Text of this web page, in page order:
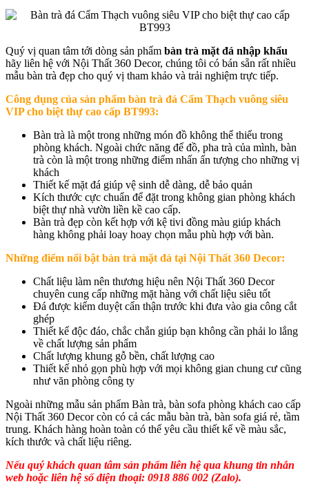
Quý vị quan tâm tới dòng sản phẩm bàn trà mặt đá nhập khẩu
hãy liên hệ với Nội Thất 360 Decor, chúng tôi có bán sẵn rất nhiều
mẫu bàn trà đẹp cho quý vị tham khảo và trải nghiệm trực tiếp.
Công dụng của sản phẩm bàn trà đá Cẩm Thạch vuông siêu
VIP cho biệt thự cao cấp BT993:
Bàn trà là một trong những món đồ không thể thiếu trong
phòng khách. Ngoài chức năng để đồ, pha trà của mình, bàn
trà còn là một trong những điểm nhấn ấn tượng cho những vị
khách
Thiết kế mặt đá giúp vệ sinh dễ dàng, dễ bảo quản
Kích thước cực chuẩn để đặt trong không gian phòng khách
biệt thự nhà vườn liền kề cao cấp.
Bàn trà đẹp còn kết hợp với kệ tivi đồng màu giúp khách
hàng không phải loay hoay chọn mẫu phù hợp với bàn.
Những điểm nổi bật bàn trà mặt đá tại Nội Thất 360 Decor:
Chất liệu làm nên thương hiệu nên Nội Thất 360 Decor
chuyên cung cấp những mặt hàng với chất liệu siêu tốt
Đá được kiểm duyệt cẩn thận trước khi đưa vào gia công cắt
ghép
Thiết kế độc đáo, chắc chắn giúp bạn không cần phải lo lắng
về chất lượng sản phẩm
Chất lượng khung gỗ bền, chất lượng cao
Thiết kế nhỏ gọn phù hợp với mọi không gian chung cư cũng
như văn phòng công ty
Ngoài những mẫu sản phẩm Bàn trà, bàn sofa phòng khách cao cấp
Nội Thất 360 Decor còn có cả các mẫu bàn trà, bàn sofa giá rẻ, tầm
trung. Khách hàng hoàn toàn có thể yêu cầu thiết kế về màu sắc,
kích thước và chất liệu riêng.
Nếu quý khách quan tâm sản phẩm liên hệ qua khung tin nhắn
web hoặc liên hệ số điện thoại: 0918 886 002 (Zalo).